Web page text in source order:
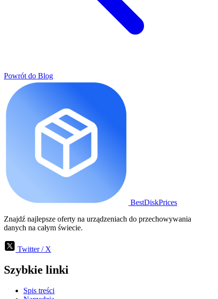
Powrót do Blog
BestDiskPrices
Znajdź najlepsze oferty na urządzeniach do przechowywania
danych na całym świecie.
Twitter / X
Szybkie linki
Spis treści